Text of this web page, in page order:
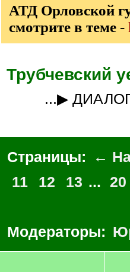
АТД Орловской
смотрите в теме -
Трубчевский
...▶
Страницы: ←
11
12 13 ... 20
Модераторы: